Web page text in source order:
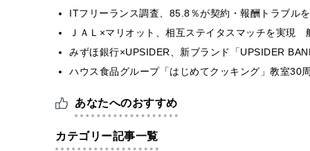
ITフリーランス調査、85.8％が契約・報酬トラブ
ＪＡＬ×マリオット、相互ステイタスマッチを実
みずほ銀行×UPSIDER、新ブランド「UPSIDER
ハウス食品グループ「はじめてクッキング」教室
あなたへのおすすめ
カテゴリー記事一覧